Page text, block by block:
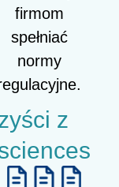
firmom
spełniać
normy
z